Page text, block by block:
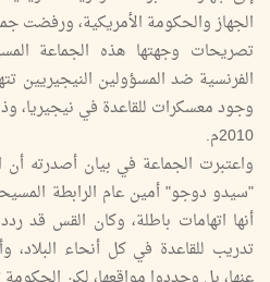
الجهاز والحكومة الأمريكية، ورفضت
تصريحات وجهتها هذه الجماعة
الفرنسية ضد المسؤولين النيجيريين
2010م.
واعتبرت الجماعة في بيان أصدرته أن
"سيدو دوجو" أمين عام الرابطة
أنها اتهامات باطلة، وكان القس قد
تدريب للقاعدة في كل أنحاء البلاد،